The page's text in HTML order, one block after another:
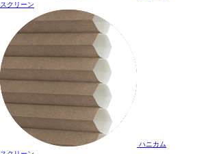
スクリーン
ハニカム